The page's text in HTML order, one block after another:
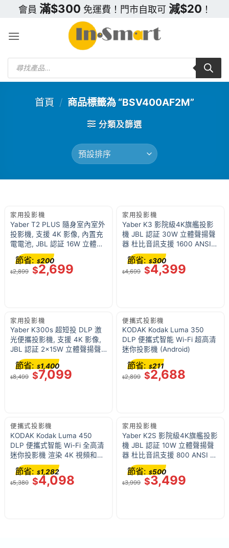
content
會員 滿$300 免運費！門市自取可 減$20 ！
Products
search
首頁 / 商品標籤為 “BSV400AF2M”
分類及篩選
家用投影機
Yaber T2 PLUS 隨身室內室外
投影機, 支援 4K 影像, 內置充
電電池, JBL 認証 16W 立體聲
揚聲器, 杜比音訊支援, 450
ANSI 流明, 原生 1080P,
Google TV
$2,899 $2,699
節省: $200
家用投影機
Yaber K3 影院級4K旗艦投影
機 JBL 認証 30W 立體聲揚聲
器 杜比音訊支援 1600 ANSI
流明 Google TV
$4,699 $4,399
節省: $300
家用投影機
Yaber K300s 超短投 DLP 激
光便攜投影機, 支援 4K 影像,
JBL 認証 2x15W 立體聲揚聲
器, 杜比音訊支援, 1000 ANSI
流明, 原生 1080P, Google TV
$8,499 $7,099
節省: $1,400
便攜式投影機
KODAK Kodak Luma 350
DLP 便攜式智能 Wi-Fi 超高清
迷你投影機 (Android)
$2,899 $2,688
節省: $211
便攜式投影機
KODAK Kodak Luma 450
DLP 便攜式智能 Wi-Fi 全高清
迷你投影機 渲染 4K 視頻和圖
像 (內建 Android 9.0 系統)
$5,380 $4,098
節省: $1,282
家用投影機
Yaber K2S 影院級4K旗艦投影
機 JBL 認証 10W 立體聲揚聲
器 杜比音訊支援 800 ANSI 流
明 Android TV
$3,999 $3,499
節省: $500